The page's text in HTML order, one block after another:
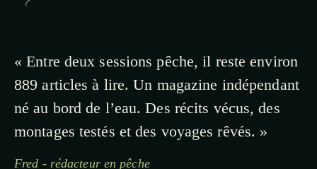
« Entre deux sessions pêche, il reste environ
889 articles à lire. Un magazine indépendant
né au bord de l’eau. Des récits vécus, des
montages testés et des voyages rêvés. »
Fred - rédacteur en pêche